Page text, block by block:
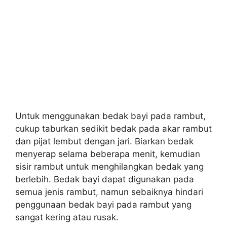
Untuk menggunakan bedak bayi pada rambut,
cukup taburkan sedikit bedak pada akar rambut
dan pijat lembut dengan jari. Biarkan bedak
menyerap selama beberapa menit, kemudian
sisir rambut untuk menghilangkan bedak yang
berlebih. Bedak bayi dapat digunakan pada
semua jenis rambut, namun sebaiknya hindari
penggunaan bedak bayi pada rambut yang
sangat kering atau rusak.